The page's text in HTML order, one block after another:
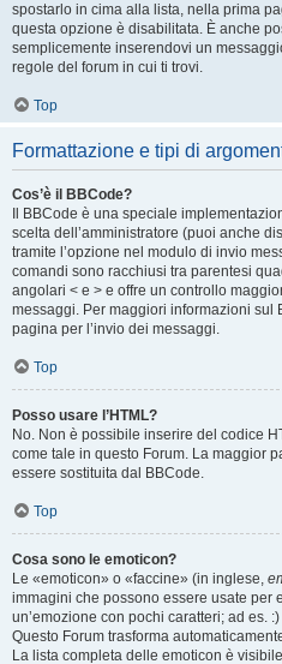
spostarlo in cima alla lista, nella prima
questa opzione è disabilitata. È anche
semplicemente inserendovi un
regole del forum in cui ti trovi.
Top
Formattazione e tipi di
Cos’è il BBCode?
Il BBCode è una speciale
scelta dell’amministratore (puoi anche
tramite l’opzione nel modulo di invio
comandi sono racchiusi tra parentesi
angolari < e > e offre un controllo
messaggi. Per maggiori informazioni
pagina per l’invio dei messaggi.
Top
Posso usare l’HTML?
No. Non è possibile inserire del codice
come tale in questo Forum. La maggior
essere sostituita dal BBCode.
Top
Cosa sono le emoticon?
Le «emoticon» o «faccine» (in inglese,
immagini che possono essere usate per
un’emozione con pochi caratteri; ad es.
Questo Forum trasforma
La lista completa delle emoticon è